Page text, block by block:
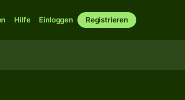
Hilfe Einloggen Registrieren